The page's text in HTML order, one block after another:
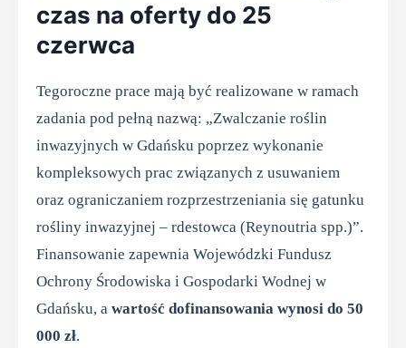
czas na oferty do 25
czerwca
Tegoroczne prace mają być realizowane w ramach
zadania pod pełną nazwą: „Zwalczanie roślin
inwazyjnych w Gdańsku poprzez wykonanie
kompleksowych prac związanych z usuwaniem
oraz ograniczaniem rozprzestrzeniania się gatunku
rośliny inwazyjnej – rdestowca (Reynoutria spp.)”.
Finansowanie zapewnia Wojewódzki Fundusz
Ochrony Środowiska i Gospodarki Wodnej w
Gdańsku, a wartość dofinansowania wynosi do 50
000 zł.